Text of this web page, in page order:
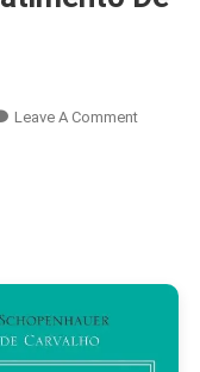
Leave A CommentOn